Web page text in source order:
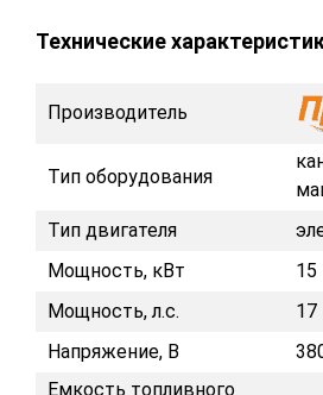
Технические
Производитель
Тип оборудования
Тип двигателя
Мощность, кВт
15
Мощность, л.с.
17
Напряжение, В
Емкость топливного